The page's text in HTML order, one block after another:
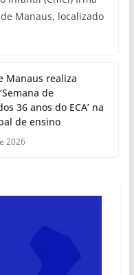
Manaus, localizado
Manaus realiza
de
36 anos do ECA’ na
de ensino
2026